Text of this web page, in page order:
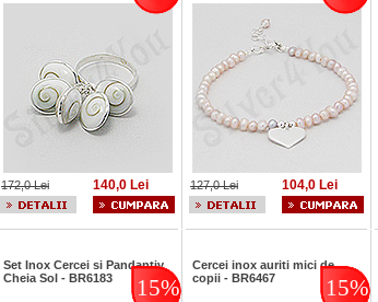
172,0 Lei 140,0 Lei 127,0 Lei 104,0 Lei
Set Inox Cercei si Pandantiv
Cheia Sol - BR6183
15%
Cercei inox auriti mici de
copii - BR6467
15%